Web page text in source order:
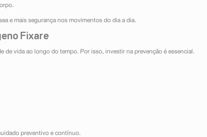
e mais segurança nos movimentos do dia a dia.
Fixare
vida ao longo do tempo. Por isso, investir na prevenção é essencial.
preventivo e contínuo.